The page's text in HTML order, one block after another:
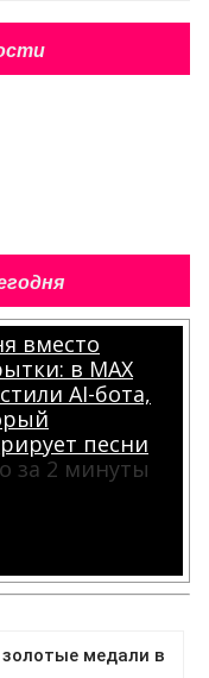
вместо
в MAX
AI-бота,
песни
за 2 минуты